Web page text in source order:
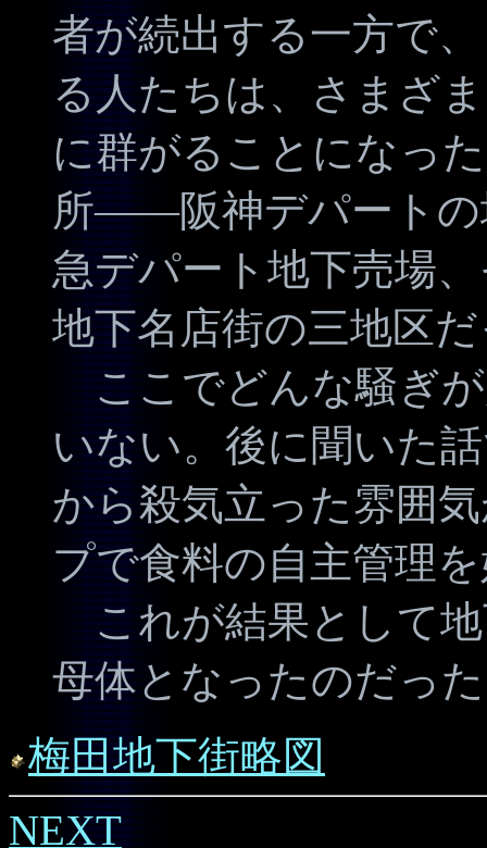
者が続出する一方で
る人たちは、さまざ
に群がることになっ
所――阪神デパートの
急デパート地下売場
地下名店街の三地区
ここでどんな騒ぎ
いない。後に聞いた
から殺気立った雰囲
プで食料の自主管理
これが結果として
母体となったのだっ
梅田地下街略図
NEXT